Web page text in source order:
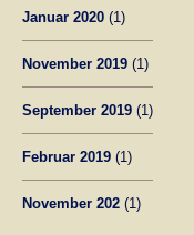
Januar 2020 (1)
November 2019 (1)
September 2019 (1)
Februar 2019 (1)
November 202 (1)